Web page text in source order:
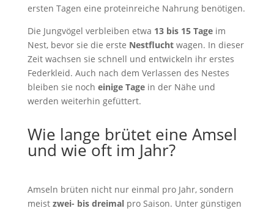
ersten Tagen eine proteinreiche Nahrung benötigen.
Die Jungvögel verbleiben etwa 13 bis 15 Tageim
Nest, bevor sie die erste Nestfluchtwagen. In dieser
Zeit wachsen sie schnell und entwickeln ihr erstes
Federkleid. Auch nach dem Verlassen des Nestes
bleiben sie noch einige Tagein der Nähe und
werden weiterhin gefüttert.
Wie lange brütet eine Amsel
und wie oft im Jahr?
Amseln brüten nicht nur einmal pro Jahr, sondern
meist zwei- bis dreimalpro Saison. Unter günstigen